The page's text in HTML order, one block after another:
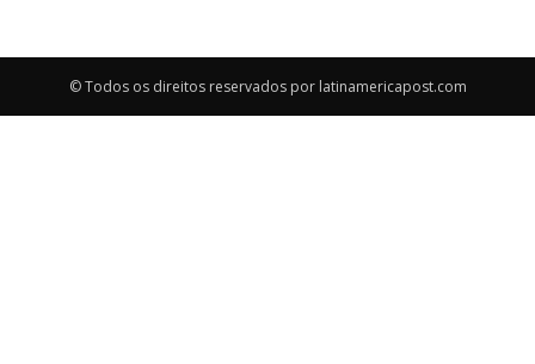
© Todos os direitos reservados por latinamericapost.com